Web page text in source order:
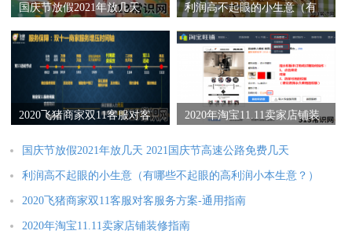
国庆节放假2021年放几天
天
利润高不起眼的小生意（有
意？）
2020飞猪商家双11客服对客
2020年淘宝11.11卖家店铺装
国庆节放假2021年放几天 2021国庆节高速公路免费几天
利润高不起眼的小生意（有哪些不起眼的高利润小本生意？）
2020飞猪商家双11客服对客服务方案-通用指南
2020年淘宝11.11卖家店铺装修指南